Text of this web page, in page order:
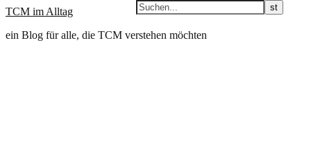
TCM im Alltag
ein Blog für alle, die TCM verstehen möchten